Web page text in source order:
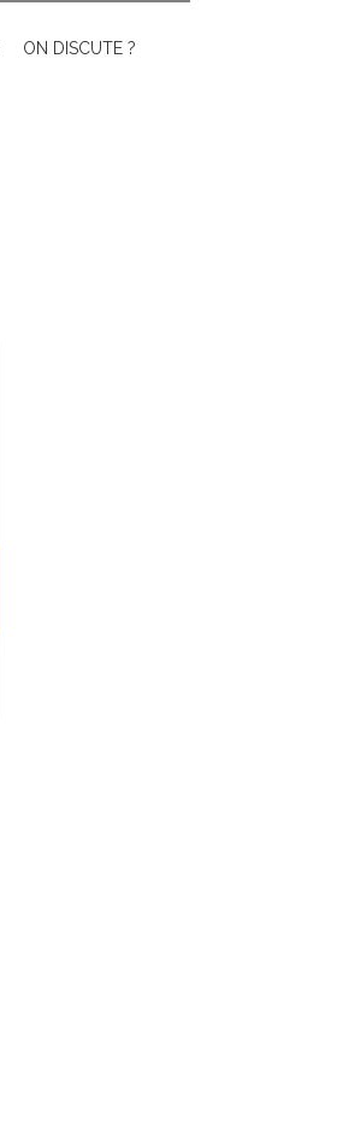
ON DISCUTE ?